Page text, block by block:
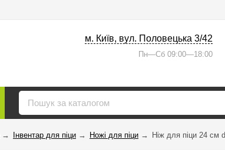
м. Київ, вул. Половецька 3/42
Пн—Сб 09:00—18:00
→ Інвентар для піци → Ножі для піци → Ніж для піци 24 см